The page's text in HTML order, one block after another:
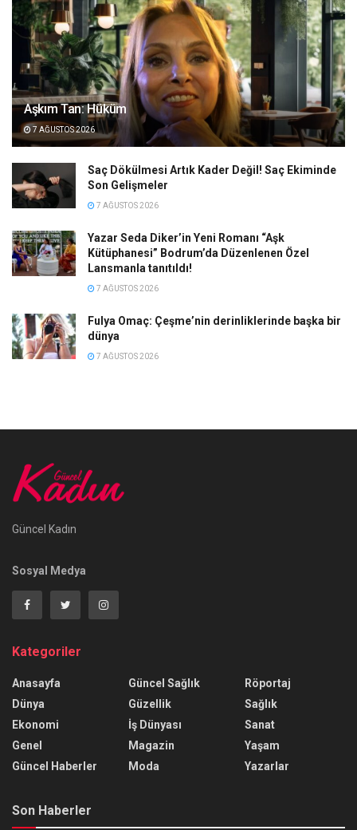
Aşkım Tan: Hüküm
7 AĞUSTOS 2026
Saç Dökülmesi Artık Kader Değil! Saç Ekiminde
Son Gelişmeler
7 AĞUSTOS 2026
Yazar Seda Diker’in Yeni Romanı “Aşk
Kütüphanesi” Bodrum’da Düzenlenen Özel
Lansmanla tanıtıldı!
7 AĞUSTOS 2026
Fulya Omaç: Çeşme’nin derinliklerinde başka bir
dünya
7 AĞUSTOS 2026
Güncel Kadın
Sosyal Medya
Kategoriler
Anasayfa
Dünya
Ekonomi
Genel
Güncel Haberler
Güncel Sağlık
Güzellik
İş Dünyası
Magazin
Moda
Röportaj
Sağlık
Sanat
Yaşam
Yazarlar
Son Haberler